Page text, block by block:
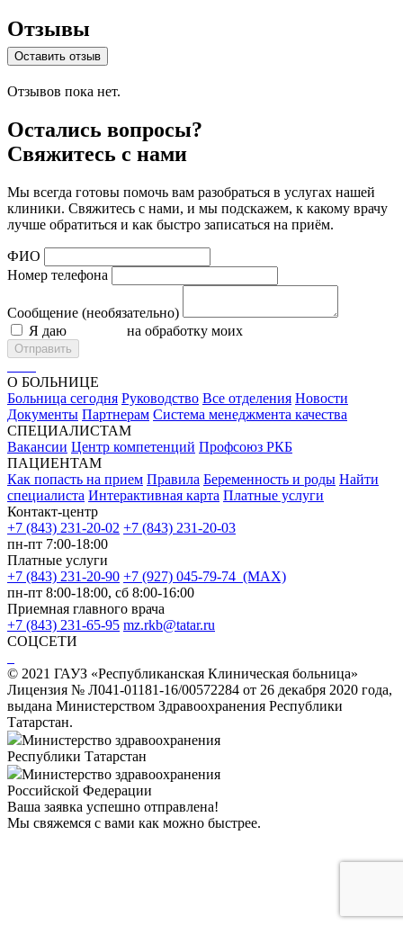
Отзывы
Оставить отзыв
Отзывов пока нет.
Остались вопросы?
Свяжитесь с нами
Мы всегда готовы помочь вам разобраться в услугах нашей
клиники. Свяжитесь с нами, и мы подскажем, к какому врачу
лучше обратиться и как быстро записаться на приём.
ФИО
Номер телефона
Сообщение (необязательно)
Я даю
на обработку моих
Отправить
О БОЛЬНИЦЕ
Больница сегодня Руководство Все отделения Новости
Документы Партнерам Система менеджмента качества
СПЕЦИАЛИСТАМ
Вакансии Центр компетенций Профсоюз РКБ
ПАЦИЕНТАМ
Как попасть на прием Правила Беременность и роды Найти
специалиста Интерактивная карта Платные услуги
Контакт-центр
+7 (843) 231-20-02 +7 (843) 231-20-03
пн-пт 7:00-18:00
Платные услуги
+7 (843) 231-20-90 +7 (927) 045-79-74 (MAX)
пн-пт 8:00-18:00, сб 8:00-16:00
Приемная главного врача
+7 (843) 231-65-95 mz.rkb@tatar.ru
СОЦСЕТИ
© 2021 ГАУЗ «Республиканская Клиническая больница»
Лицензия № Л041-01181-16/00572284 от 26 декабря 2020 года,
выдана Министерством Здравоохранения Республики
Татарстан.
Министерство здравоохранения
Республики Татарстан
Министерство здравоохранения
Российской Федерации
Ваша заявка успешно отправлена!
Мы свяжемся с вами как можно быстрее.